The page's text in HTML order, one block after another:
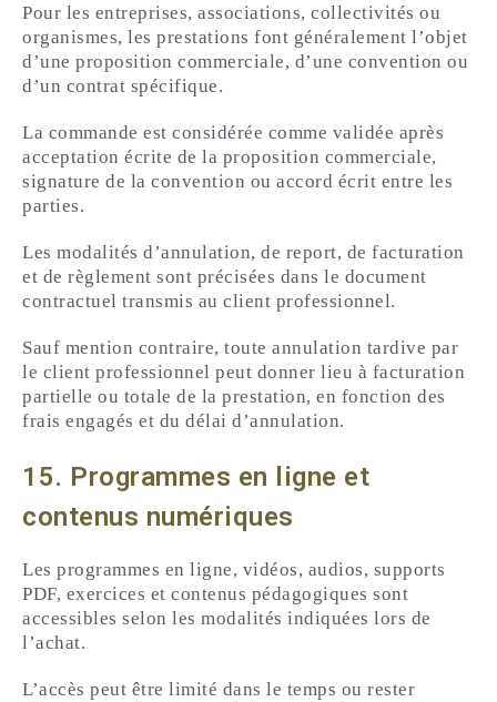
Pour les entreprises, associations, collectivités ou
organismes, les prestations font généralement l’objet
d’une proposition commerciale, d’une convention ou
d’un contrat spécifique.
La commande est considérée comme validée après
acceptation écrite de la proposition commerciale,
signature de la convention ou accord écrit entre les
parties.
Les modalités d’annulation, de report, de facturation
et de règlement sont précisées dans le document
contractuel transmis au client professionnel.
Sauf mention contraire, toute annulation tardive par
le client professionnel peut donner lieu à facturation
partielle ou totale de la prestation, en fonction des
frais engagés et du délai d’annulation.
15. Programmes en ligne et
contenus numériques
Les programmes en ligne, vidéos, audios, supports
PDF, exercices et contenus pédagogiques sont
accessibles selon les modalités indiquées lors de
l’achat.
L’accès peut être limité dans le temps ou rester